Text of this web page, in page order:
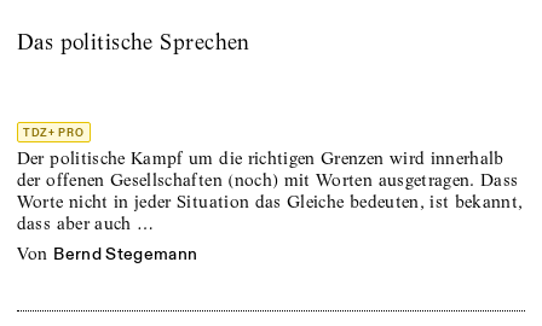
Das politische Sprechen
TDZ+ PRO
Der politische Kampf um die richtigen Grenzen wird innerhalb
der offenen Gesellschaften (noch) mit Worten ausgetragen. Dass
Worte nicht in jeder Situation das Gleiche bedeuten, ist bekannt,
dass aber auch …
von Bernd Stegemann